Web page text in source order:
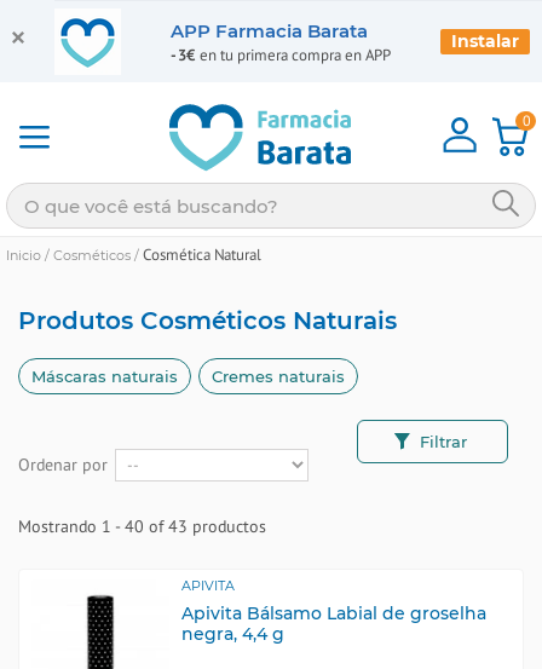
0
Inicio / Cosméticos / Cosmética Natural
Produtos Cosméticos Naturais
Máscaras naturais Cremes naturais
Ordenar por
Filtrar
Mostrando 1 - 40 of 43 productos
APIVITA
Apivita Bálsamo Labial de groselha
negra, 4,4 g
APP Farmacia Barata
-3€ en tu primera compra en APP
Instalar